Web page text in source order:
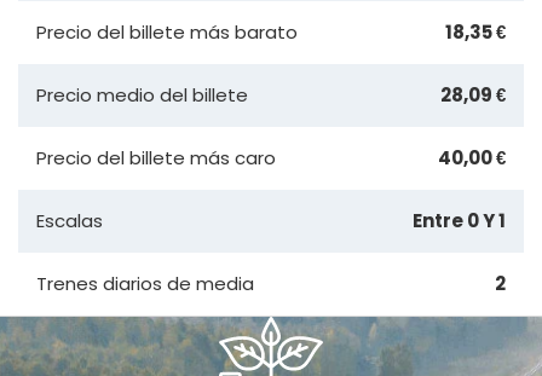
Precio del billete más barato 18,35 €
Precio medio del billete 28,09 €
Precio del billete más caro 40,00 €
Escalas Entre 0 Y 1
Trenes diarios de media 2